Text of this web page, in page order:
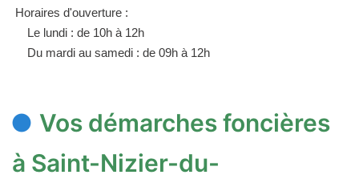
Horaires d'ouverture :
Le lundi : de 10h à 12h
Du mardi au samedi : de 09h à 12h
Vos démarches foncières
à Saint-Nizier-du-